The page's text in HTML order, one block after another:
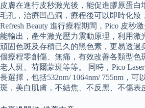
皮膚在進行皮秒激光後，能促進膠原蛋白
毛孔，治療凹凸洞，療程後可以即時化妝
Refresh Beauty 進行療程期間，Pico 皮秒
能輸出，產生激光壓力震動原理，利用激
頑固色斑及存積已久的黑色素，更易透過
個療程零創傷、無痛，有效改善各類型色
老人斑、荷爾蒙斑等等。 同時，Pico
長選擇，包括532nm/ 1064nm/ 755nm，可
斑，美白肌膚，不結焦、不反黑、不傷表